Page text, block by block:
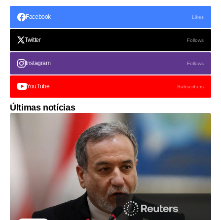
Facebook Likes
Twitter Follows
Instagram Follows
YouTube Subscribers
Últimas notícias